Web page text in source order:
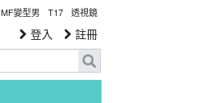
MF變型男 T17 透視鏡
登入 註冊